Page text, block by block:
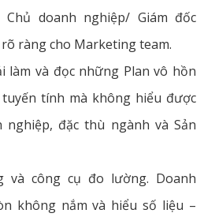
Chủ doanh nghiệp/ Giám đốc
ràng cho Marketing team.
làm và đọc những Plan vô hồn
tính mà không hiểu được
nghiệp, đặc thù ngành và Sản
và công cụ đo lường. Doanh
không nắm và hiểu số liệu –